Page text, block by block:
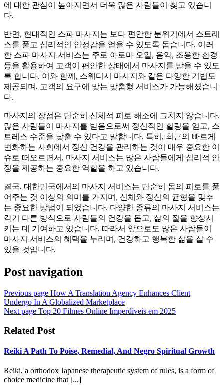
에 대한 관심이 높아지면서 더욱 많은 사람들이 찾고 있습니
다.
반면, 현대적인 스파 마사지는 보다 편안한 분위기에서 스트레
스를 풀고 심리적인 안정감을 얻을 수 있도록 돕습니다. 이러
한 스파 마사지 서비스는 주로 아로마 오일, 음악, 조용한 환경
등을 활용하여 고객이 편안한 상태에서 마사지를 받을 수 있도
록 합니다. 이와 함께, 스웨디시 마사지와 같은 다양한 기법도
제공되며, 고객의 요구에 맞는 맞춤형 서비스가 가능해졌습니
다.
마사지의 장점은 단순히 신체적 피로 해소에 그치지 않습니다.
많은 사람들이 마사지를 받음으로써 정신적인 힐링을 얻고, 스
트레스 수준을 낮출 수 있다고 말합니다. 특히, 최근의 빠르게
변화하는 사회에서 정신 건강을 관리하는 것이 매우 중요한 이
슈로 떠오르면서, 마사지 서비스는 많은 사람들에게 심리적 안
정을 제공하는 중요한 역할을 하고 있습니다.
결국, 대한민국에서의 마사지 서비스는 단순히 몸의 피로를 풀
어주는 것 이상의 의미를 가지며, 신체와 정신의 균형을 맞추
는 중요한 방법이 되었습니다. 다양한 종류의 마사지 서비스는
각기 다른 방식으로 사람들의 건강을 돕고, 삶의 질을 향상시
키는 데 기여하고 있습니다. 따라서 앞으로도 많은 사람들이
마사지 서비스의 혜택을 누리며, 건강하고 행복한 삶을 살 수
있을 것입니다.
Post navigation
Previous page How A Translation Agency Enhances Client
Undergo In A Globalized Marketplace
Next page Top 20 Filmes Online Imperdíveis em 2025
Related Post
Reiki A Path To Poise, Remedial, And Negro Spiritual Growth
Reiki, a orthodox Japanese therapeutic system of rules, is a form of
choice medicine that [...]